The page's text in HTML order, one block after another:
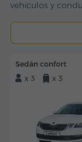
vehículos y
Sedán confort
x 3
x 3